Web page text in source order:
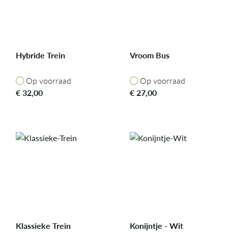
Hybride Trein
Op voorraad
Op voorraad
€32,00
Vroom Bus
Op voorraad
Op voorraad
€27,00
Klassieke Trein Konijntje - Wit